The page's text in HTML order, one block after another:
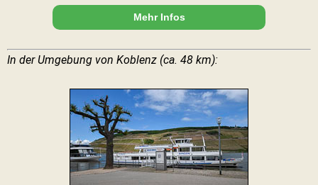
Mehr Infos
In der Umgebung von Koblenz (ca. 48 km):